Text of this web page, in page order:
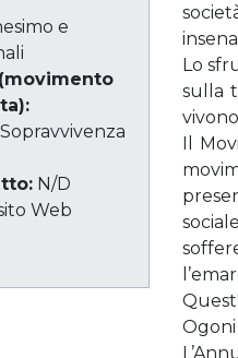
e
N/D
Web
Lo
sulla
Il